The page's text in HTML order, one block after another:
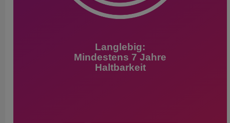
Langlebig:
Mindestens 7 Jahre
Haltbarkeit